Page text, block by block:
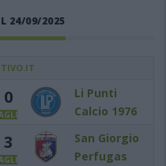
24/09/2025
0
Li Punti
Calcio 1976
3
San Giorgio
Perfugas